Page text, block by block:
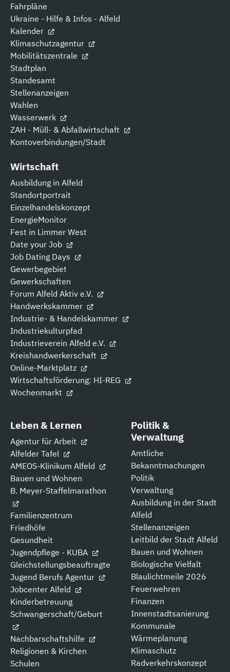
Fahrpläne
Ukraine - Hilfe & Infos - Alfeld
Kalender
Klimaschutzagentur
Mobilitätszentrale
Stadtplan
Standesamt
Stellenanzeigen
Wahlen
Wasserwerk
ZAH - Müll- & Abfallwirtschaft
Kontoverbindungen/Stadt
Wirtschaft
Ausbildung in Alfeld
Standortportrait
Einzelhandelskonzept
EnergieMonitor
Fest in Limmer West
Date your Job
Job Dating Days
Gewerbegebiet
Gewerkschaften
Forum Alfeld Aktiv e.V.
Handwerkskammer
Industrie- & Handelskammer
Industriekulturpfad
Industrieverein Alfeld e.V.
Kreishandwerkerschaft
Online-Marktplatz
Wirtschaftsförderung: HI-REG
Wochenmarkt
Leben & Lernen
Agentur für Arbeit
Alfelder Tafel
AMEOS-Klinikum Alfeld
Bauen und Wohnen
B. Meyer-Staffelmarathon
Familienzentrum
Friedhöfe
Gesundheit
Jugendpflege - KUBA
Gleichstellungsbeauftragte
Jugend Berufs Agentur
Jobcenter Alfeld
Kinderbetreuung
Schwangerschaft/Geburt
Nachbarschaftshilfe
Religionen & Kirchen
Schulen
Politik &
Verwaltung
Amtliche
Bekanntmachungen
Politik
Verwaltung
Ausbildung in der Stadt
Alfeld
Stellenanzeigen
Leitbild der Stadt Alfeld
Bauen und Wohnen
Biologische Vielfalt
Blaulichtmeile 2026
Feuerwehren
Finanzen
Innenstadtsanierung
Kommunale
Wärmeplanung
Klimaschutz
Radverkehrskonzept